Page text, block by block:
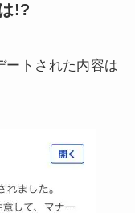
!?
ートされた内容は